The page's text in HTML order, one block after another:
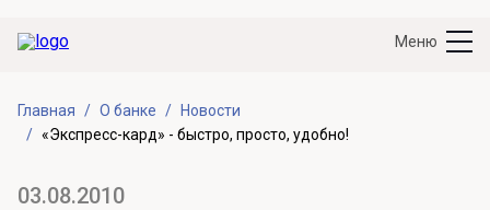
Меню
Главная О банке
Новости
«Экспресс-кард» - быстро, просто, удобно!
03.08.2010